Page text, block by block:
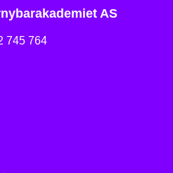
AS
745 764